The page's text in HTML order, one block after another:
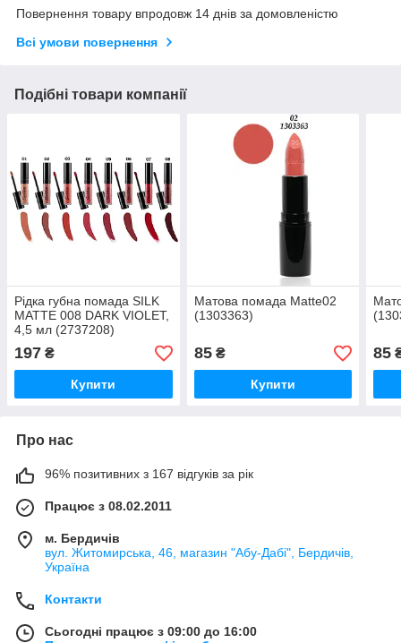
Повернення товару впродовж 14 днів за домовленістю
Всі умови повернення
Подібні товари компанії
Рідка губна помада SILK
MATTE 008 DARK VIOLET,
4,5 мл (2737208)
197 ₴
Купити
Матова помада Matte02
(1303363)
85₴
Купити
85
Про нас
96% позитивних з 167 відгуків за рік
Працює з 08.02.2011
м. Бердичів
вул. Житомирська, 46, магазин "Абу-Дабі", Бердичів,
Україна
Контакти
Сьогодні працює з 09:00 до 16:00